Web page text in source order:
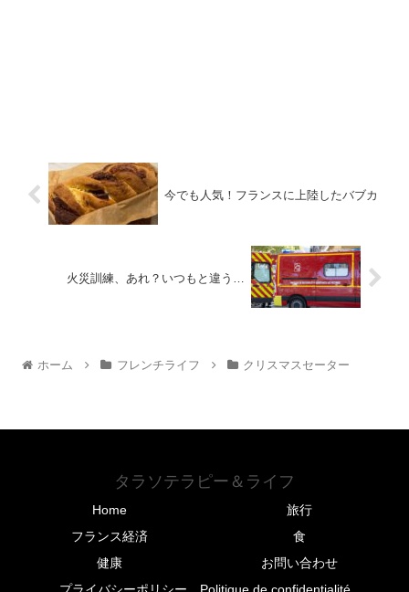
今でも人気！フランスに上陸したバブカ
火災訓練、あれ？いつもと違う…
ホーム フレンチライフ クリスマスセーター
タラソテラピー＆ライフ
Home
旅行
フランス経済
食
健康
お問い合わせ